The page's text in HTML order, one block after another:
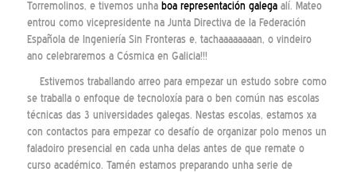
Torremolinos, e tivemos unhaboa representación galegaalí. Mateo
entrou como vicepresidente na Junta Directiva de la Federación
Española de Ingeniería Sin Fronteras e, tachaaaaaaaan, o vindeiro
ano celebraremos a Cósmica en Galicia!!!
Estivemos traballando arreo para empezar un estudo sobre como
se traballa o enfoque de tecnoloxía para o ben común nas escolas
técnicas das 3 universidades galegas. Nestas escolas, estamos xa
con contactos para empezar co desafío de organizar polo menos un
faladoiro presencial en cada unha delas antes de que remate o
curso académico. Tamén estamos preparando unha serie de